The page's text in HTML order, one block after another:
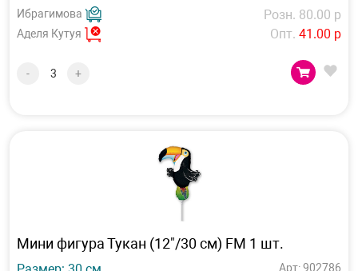
Ибрагимова
Аделя Кутуя
Розн. 80.00 р
Опт. 41.00 р
- +
Мини фигура Тукан (12"/30 см) FM 1 шт.
Арт: 902786